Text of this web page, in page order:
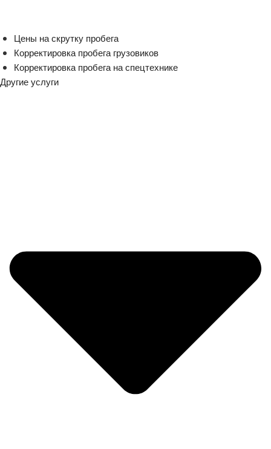
Цены на скрутку пробега
Корректировка пробега грузовиков
Корректировка пробега на спецтехнике
Другие услуги